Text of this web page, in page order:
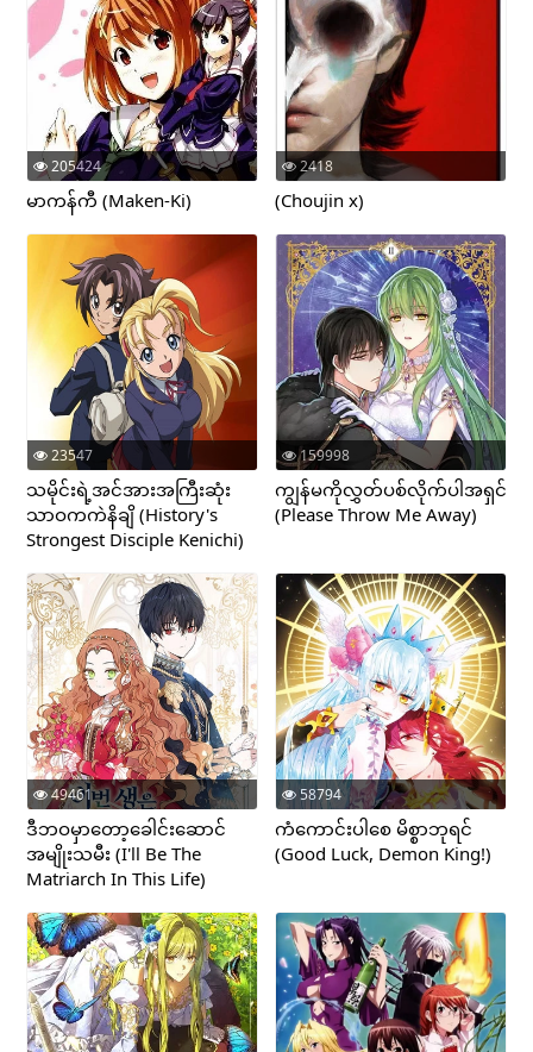
205424
မာကန်ကီ (Maken-Ki)
2418
(Choujin x)
23547
သမိုင်းရဲ့အင်အားအကြီးဆုံး
သာဝကကဲနိချိ (History's
Strongest Disciple Kenichi)
159998
ကျွန်မကိုလွှတ်ပစ်လိုက်ပါအရှင်
(Please Throw Me Away)
49461
ဒီဘဝမှာတော့ခေါင်းဆောင်
အမျိုးသမီး (I'll Be The
Matriarch In This Life)
58794
ကံကောင်းပါစေ မိစ္စာဘုရင်
(Good Luck, Demon King!)